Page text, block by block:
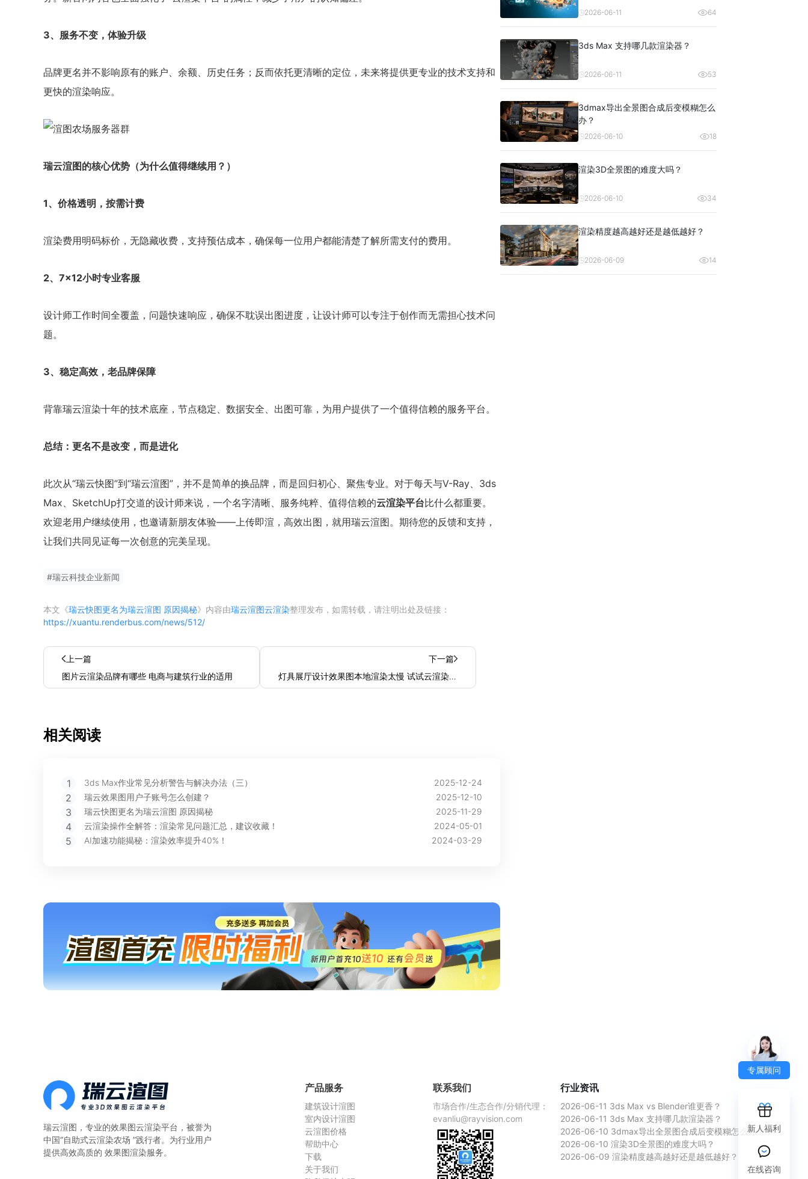
3、服务不变，体验升级
品牌更名并不影响原有的账户、余额、历史任务；反而依托更清晰的定位，未来将提供更专业的技术支持和
更快的渲染响应。
瑞云渲图的核心优势（为什么值得继续用？）
1、价格透明，按需计费
渲染费用明码标价，无隐藏收费，支持预估成本，确保每一位用户都能清楚了解所需支付的费用。
2、7×12小时专业客服
设计师工作时间全覆盖，问题快速响应，确保不耽误出图进度，让设计师可以专注于创作而无需担心技术问
题。
3、稳定高效，老品牌保障
背靠瑞云渲染十年的技术底座，节点稳定、数据安全、出图可靠，为用户提供了一个值得信赖的服务平台。
总结：更名不是改变，而是进化
此次从“瑞云快图”到“瑞云渲图”，并不是简单的换品牌，而是回归初心、聚焦专业。对于每天与V-Ray、3ds
Max、SketchUp打交道的设计师来说，一个名字清晰、服务纯粹、值得信赖的云渲染平台比什么都重要。
欢迎老用户继续使用，也邀请新朋友体验——上传即渲，高效出图，就用瑞云渲图。期待您的反馈和支持，
让我们共同见证每一次创意的完美呈现。
#瑞云科技企业新闻
本文《瑞云快图更名为瑞云渲图 原因揭秘》内容由瑞云渲图云渲染整理发布，如需转载，请注明出处及链接：
https://xuantu.renderbus.com/news/512/
上一篇
图片云渲染品牌有哪些 电商与建筑行业的适用
下一篇
灯具展厅设计效果图本地渲染太慢 试试云渲染加
速
相关阅读
1 3ds Max作业常见分析警告与解决办法（三） 2025-12-24
2 瑞云效果图用户子账号怎么创建？ 2025-12-10
3 瑞云快图更名为瑞云渲图 原因揭秘 2025-11-29
4 云渲染操作全解答：渲染常见问题汇总，建议收藏！ 2024-05-01
5 AI加速功能揭秘：渲染效率提升40%！ 2024-03-29
2026-06-11 64
3ds Max 支持哪几款渲染器？
2026-06-11 53
3dmax导出全景图合成后变模糊怎么
办？
2026-06-10 18
渲染3D全景图的难度大吗？
2026-06-10 34
渲染精度越高越好还是越低越好？
2026-06-09 14
瑞云渲图，专业的效果图云渲染平台 ，被誉为
中国“自助式云渲染农场 ”践行者。为行业用户
提供高效高质的 效果图渲染服务。
产品服务
建筑设计渲图
室内设计渲图
云渲图价格
帮助中心
下载
关于我们
联系我们
市场合作/生态合作/分销代理：
evanliu@rayvision.com
行业资讯
2026-06-11 3ds Max vs Blender谁更香？
2026-06-11 3ds Max 支持哪几款渲染器？
2026-06-10 3dmax导出全景图合成后变模糊怎么办？
2026-06-10 渲染3D全景图的难度大吗？
2026-06-09 渲染精度越高越好还是越低越好？
专属顾问
新人福利
在线咨询